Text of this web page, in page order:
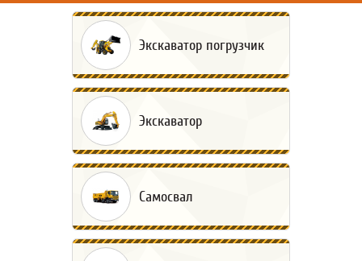
Экскаватор погрузчик
Экскаватор
Самосвал